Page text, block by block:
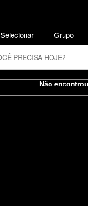
Não
Selecionar Grupo